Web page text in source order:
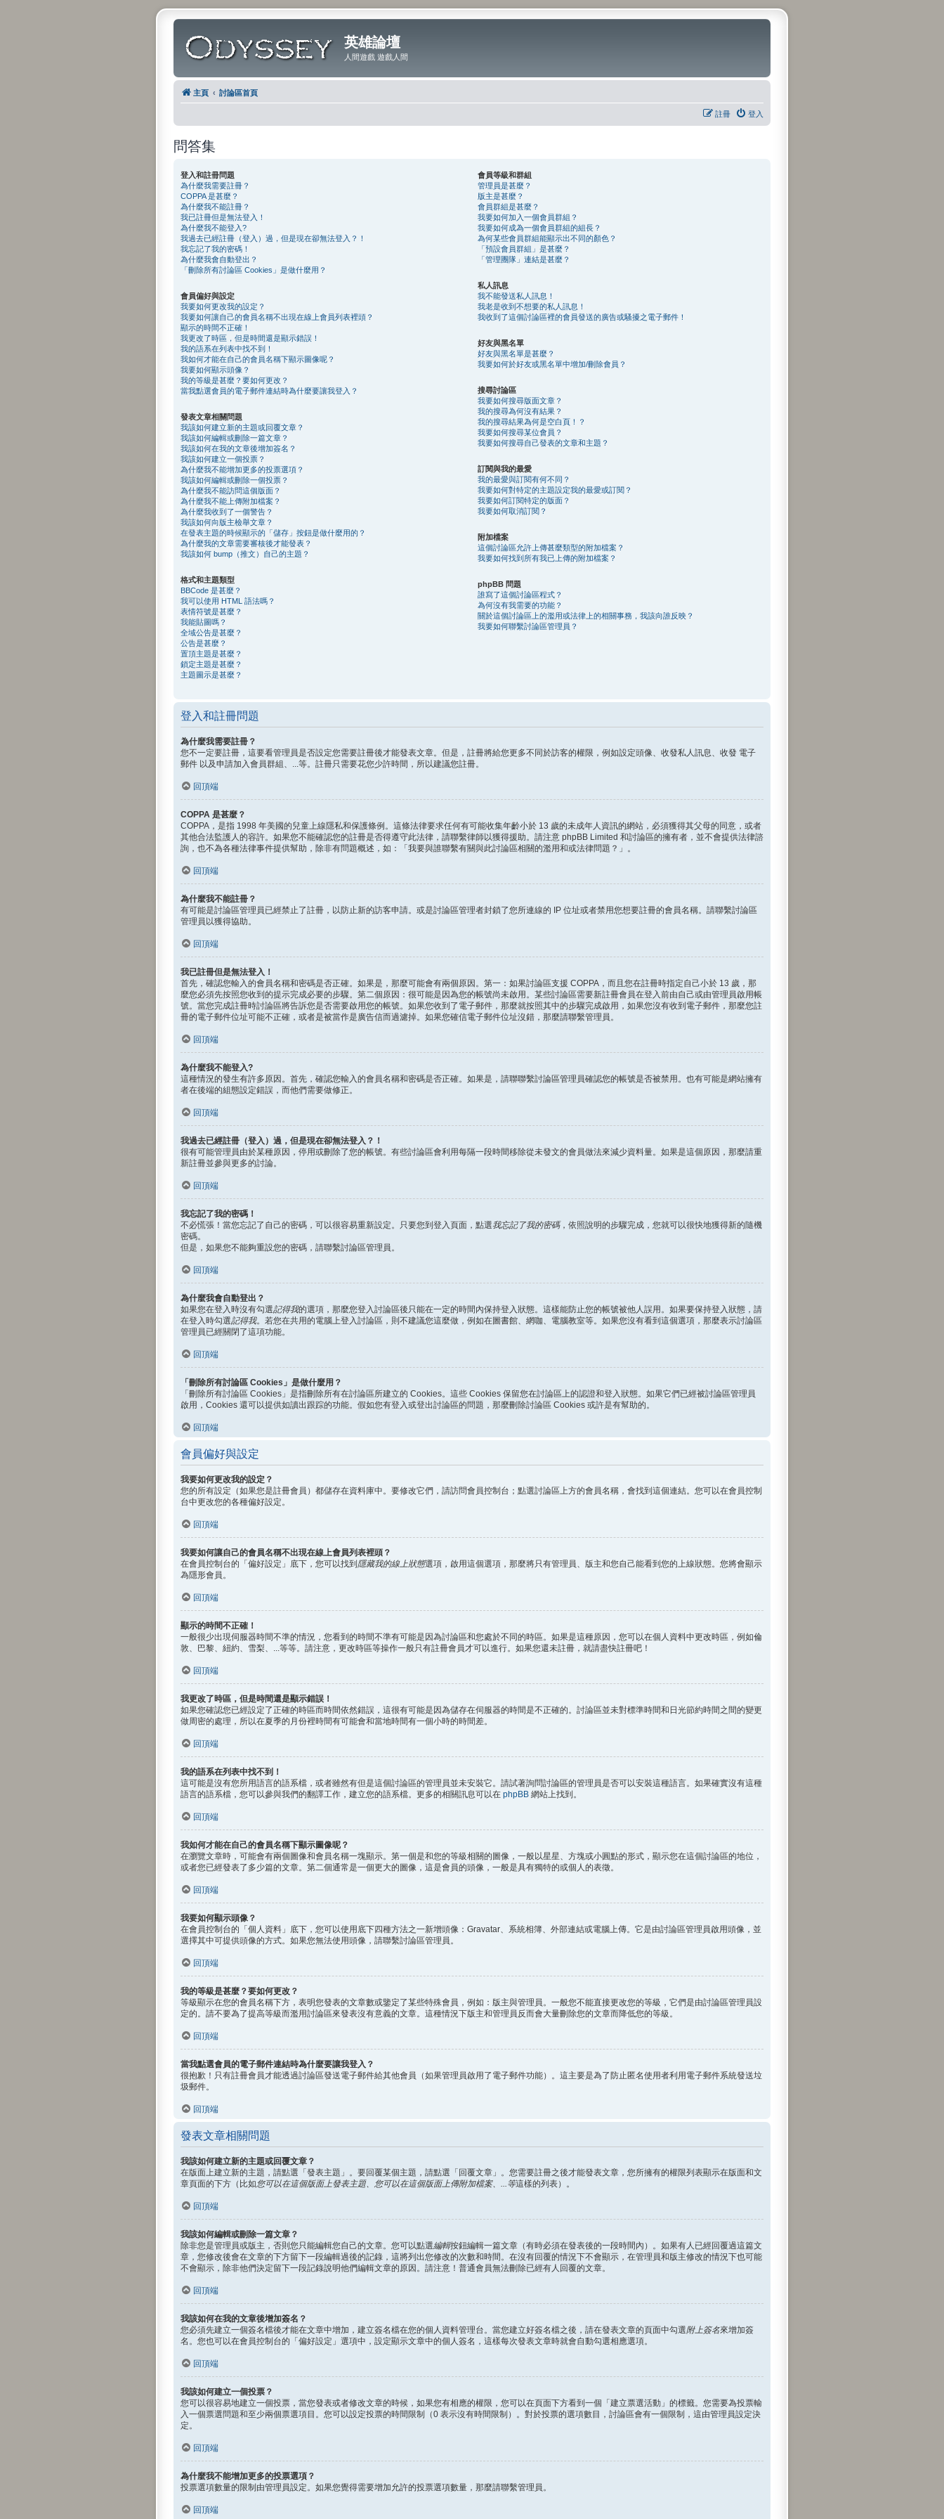
英雄論壇
人間遊戲 遊戲人間
主頁 討論區首頁
登入
註冊
問答集
登入和註冊問題
為什麼我需要註冊？
COPPA 是甚麼？
為什麼我不能註冊？
我已註冊但是無法登入！
為什麼我不能登入?
我過去已經註冊（登入）過，但是現在卻無法登入？！
我忘記了我的密碼！
為什麼我會自動登出？
「刪除所有討論區 Cookies」是做什麼用？
會員偏好與設定
我要如何更改我的設定？
我要如何讓自己的會員名稱不出現在線上會員列表裡頭？
顯示的時間不正確！
我更改了時區，但是時間還是顯示錯誤！
我的語系在列表中找不到！
我如何才能在自己的會員名稱下顯示圖像呢？
我要如何顯示頭像？
我的等級是甚麼？要如何更改？
當我點選會員的電子郵件連結時為什麼要讓我登入？
發表文章相關問題
我該如何建立新的主題或回覆文章？
我該如何編輯或刪除一篇文章？
我該如何在我的文章後增加簽名？
我該如何建立一個投票？
為什麼我不能增加更多的投票選項？
我該如何編輯或刪除一個投票？
為什麼我不能訪問這個版面？
為什麼我不能上傳附加檔案？
為什麼我收到了一個警告？
我該如何向版主檢舉文章？
在發表主題的時候顯示的「儲存」按鈕是做什麼用的？
為什麼我的文章需要審核後才能發表？
我該如何 bump（推文）自己的主題？
格式和主題類型
BBCode 是甚麼？
我可以使用 HTML 語法嗎？
表情符號是甚麼？
我能貼圖嗎？
全域公告是甚麼？
公告是甚麼？
置頂主題是甚麼？
鎖定主題是甚麼？
主題圖示是甚麼？
會員等級和群組
管理員是甚麼？
版主是甚麼？
會員群組是甚麼？
我要如何加入一個會員群組？
我要如何成為一個會員群組的組長？
為何某些會員群組能顯示出不同的顏色？
「預設會員群組」是甚麼？
「管理團隊」連結是甚麼？
私人訊息
我不能發送私人訊息！
我老是收到不想要的私人訊息！
我收到了這個討論區裡的會員發送的廣告或騷擾之電子郵件！
好友與黑名單
好友與黑名單是甚麼？
我要如何於好友或黑名單中增加/刪除會員？
搜尋討論區
我要如何搜尋版面文章？
我的搜尋為何沒有結果？
我的搜尋結果為何是空白頁！？
我要如何搜尋某位會員？
我要如何搜尋自己發表的文章和主題？
訂閱與我的最愛
我的最愛與訂閱有何不同？
我要如何對特定的主題設定我的最愛或訂閱？
我要如何訂閱特定的版面？
我要如何取消訂閱？
附加檔案
這個討論區允許上傳甚麼類型的附加檔案？
我要如何找到所有我已上傳的附加檔案？
phpBB 問題
誰寫了這個討論區程式？
為何沒有我需要的功能？
關於這個討論區上的濫用或法律上的相關事務，我該向誰反映？
我要如何聯繫討論區管理員？
登入和註冊問題
為什麼我需要註冊？
您不一定要註冊，這要看管理員是否設定您需要註冊後才能發表文章。但是，註冊將給您更多不同於訪客的權限，例如設定頭像、收發私人訊息、收發 電子
郵件 以及申請加入會員群組、...等。註冊只需要花您少許時間，所以建議您註冊。
回頂端
COPPA 是甚麼？
COPPA，是指 1998 年美國的兒童上線隱私和保護條例。這條法律要求任何有可能收集年齡小於 13 歲的未成年人資訊的網站，必須獲得其父母的同意，或者
其他合法監護人的容許。如果您不能確認您的註冊是否得遵守此法律，請聯繫律師以獲得援助。請注意 phpBB Limited 和討論區的擁有者，並不會提供法律諮
詢，也不為各種法律事件提供幫助，除非有問題概述，如：「我要與誰聯繫有關與此討論區相關的濫用和或法律問題？」。
回頂端
為什麼我不能註冊？
有可能是討論區管理員已經禁止了註冊，以防止新的訪客申請。或是討論區管理者封鎖了您所連線的 IP 位址或者禁用您想要註冊的會員名稱。請聯繫討論區
管理員以獲得協助。
回頂端
我已註冊但是無法登入！
首先，確認您輸入的會員名稱和密碼是否正確。如果是，那麼可能會有兩個原因。第一：如果討論區支援 COPPA，而且您在註冊時指定自己小於 13 歲，那
麼您必須先按照您收到的提示完成必要的步驟。第二個原因：很可能是因為您的帳號尚未啟用。某些討論區需要新註冊會員在登入前由自己或由管理員啟用帳
號。當您完成註冊時討論區將告訴您是否需要啟用您的帳號。如果您收到了電子郵件，那麼就按照其中的步驟完成啟用，如果您沒有收到電子郵件，那麼您註
冊的電子郵件位址可能不正確，或者是被當作是廣告信而過濾掉。如果您確信電子郵件位址沒錯，那麼請聯繫管理員。
回頂端
為什麼我不能登入?
這種情況的發生有許多原因。首先，確認您輸入的會員名稱和密碼是否正確。如果是，請聯聯繫討論區管理員確認您的帳號是否被禁用。也有可能是網站擁有
者在後端的組態設定錯誤，而他們需要做修正。
回頂端
我過去已經註冊（登入）過，但是現在卻無法登入？！
很有可能管理員由於某種原因，停用或刪除了您的帳號。有些討論區會利用每隔一段時間移除從未發文的會員做法來減少資料量。如果是這個原因，那麼請重
新註冊並參與更多的討論。
回頂端
我忘記了我的密碼！
不必慌張！當您忘記了自己的密碼，可以很容易重新設定。只要您到登入頁面，點選我忘記了我的密碼，依照說明的步驟完成，您就可以很快地獲得新的隨機
密碼。
但是，如果您不能夠重設您的密碼，請聯繫討論區管理員。
回頂端
為什麼我會自動登出？
如果您在登入時沒有勾選記得我的選項，那麼您登入討論區後只能在一定的時間內保持登入狀態。這樣能防止您的帳號被他人誤用。如果要保持登入狀態，請
在登入時勾選記得我。若您在共用的電腦上登入討論區，則不建議您這麼做，例如在圖書館、網咖、電腦教室等。如果您沒有看到這個選項，那麼表示討論區
管理員已經關閉了這項功能。
回頂端
「刪除所有討論區 Cookies」是做什麼用？
「刪除所有討論區 Cookies」是指刪除所有在討論區所建立的 Cookies。這些 Cookies 保留您在討論區上的認證和登入狀態。如果它們已經被討論區管理員
啟用，Cookies 還可以提供如讀出跟踪的功能。假如您有登入或登出討論區的問題，那麼刪除討論區 Cookies 或許是有幫助的。
回頂端
會員偏好與設定
我要如何更改我的設定？
您的所有設定（如果您是註冊會員）都儲存在資料庫中。要修改它們，請訪問會員控制台；點選討論區上方的會員名稱，會找到這個連結。您可以在會員控制
台中更改您的各種偏好設定。
回頂端
我要如何讓自己的會員名稱不出現在線上會員列表裡頭？
在會員控制台的「偏好設定」底下，您可以找到隱藏我的線上狀態選項，啟用這個選項，那麼將只有管理員、版主和您自己能看到您的上線狀態。您將會顯示
為隱形會員。
回頂端
顯示的時間不正確！
一般很少出現伺服器時間不準的情況，您看到的時間不準有可能是因為討論區和您處於不同的時區。如果是這種原因，您可以在個人資料中更改時區，例如倫
敦、巴黎、紐約、雪梨、...等等。請注意，更改時區等操作一般只有註冊會員才可以進行。如果您還未註冊，就請盡快註冊吧！
回頂端
我更改了時區，但是時間還是顯示錯誤！
如果您確認您已經設定了正確的時區而時間依然錯誤，這很有可能是因為儲存在伺服器的時間是不正確的。討論區並未對標準時間和日光節約時間之間的變更
做周密的處理，所以在夏季的月份裡時間有可能會和當地時間有一個小時的時間差。
回頂端
我的語系在列表中找不到！
這可能是沒有您所用語言的語系檔，或者雖然有但是這個討論區的管理員並未安裝它。請試著詢問討論區的管理員是否可以安裝這種語言。如果確實沒有這種
語言的語系檔，您可以參與我們的翻譯工作，建立您的語系檔。更多的相關訊息可以在 phpBB 網站上找到。
回頂端
我如何才能在自己的會員名稱下顯示圖像呢？
在瀏覽文章時，可能會有兩個圖像和會員名稱一塊顯示。第一個是和您的等級相關的圖像，一般以星星、方塊或小圓點的形式，顯示您在這個討論區的地位，
或者您已經發表了多少篇的文章。第二個通常是一個更大的圖像，這是會員的頭像，一般是具有獨特的或個人的表徵。
回頂端
我要如何顯示頭像？
在會員控制台的「個人資料」底下，您可以使用底下四種方法之一新增頭像：Gravatar、系統相簿、外部連結或電腦上傳。它是由討論區管理員啟用頭像，並
選擇其中可提供頭像的方式。如果您無法使用頭像，請聯繫討論區管理員。
回頂端
我的等級是甚麼？要如何更改？
等級顯示在您的會員名稱下方，表明您發表的文章數或鑒定了某些特殊會員，例如：版主與管理員。一般您不能直接更改您的等級，它們是由討論區管理員設
定的。請不要為了提高等級而濫用討論區來發表沒有意義的文章。這種情況下版主和管理員反而會大量刪除您的文章而降低您的等級。
回頂端
當我點選會員的電子郵件連結時為什麼要讓我登入？
很抱歉！只有註冊會員才能透過討論區發送電子郵件給其他會員（如果管理員啟用了電子郵件功能）。這主要是為了防止匿名使用者利用電子郵件系統發送垃
圾郵件。
回頂端
發表文章相關問題
我該如何建立新的主題或回覆文章？
在版面上建立新的主題，請點選「發表主題」。要回覆某個主題，請點選「回覆文章」。您需要註冊之後才能發表文章，您所擁有的權限列表顯示在版面和文
章頁面的下方（比如您可以在這個版面上發表主題、您可以在這個版面上傳附加檔案、...等這樣的列表）。
回頂端
我該如何編輯或刪除一篇文章？
除非您是管理員或版主，否則您只能編輯您自己的文章。您可以點選編輯按鈕編輯一篇文章（有時必須在發表後的一段時間內）。如果有人已經回覆過這篇文
章，您修改後會在文章的下方留下一段編輯過後的記錄，這將列出您修改的次數和時間。在沒有回覆的情況下不會顯示，在管理員和版主修改的情況下也可能
不會顯示，除非他們決定留下一段記錄說明他們編輯文章的原因。請注意！普通會員無法刪除已經有人回覆的文章。
回頂端
我該如何在我的文章後增加簽名？
您必須先建立一個簽名檔後才能在文章中增加，建立簽名檔在您的個人資料管理台。當您建立好簽名檔之後，請在發表文章的頁面中勾選附上簽名來增加簽
名。您也可以在會員控制台的「偏好設定」選項中，設定顯示文章中的個人簽名，這樣每次發表文章時就會自動勾選相應選項。
回頂端
我該如何建立一個投票？
您可以很容易地建立一個投票，當您發表或者修改文章的時候，如果您有相應的權限，您可以在頁面下方看到一個「建立票選活動」的標籤。您需要為投票輸
入一個票選問題和至少兩個票選項目。您可以設定投票的時間限制（0 表示沒有時間限制）。對於投票的選項數目，討論區會有一個限制，這由管理員設定決
定。
回頂端
為什麼我不能增加更多的投票選項？
投票選項數量的限制由管理員設定。如果您覺得需要增加允許的投票選項數量，那麼請聯繫管理員。
回頂端